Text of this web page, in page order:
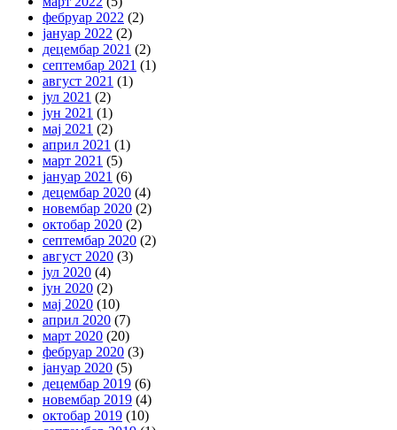
фебруар 2022 (2)
јануар 2022 (2)
децембар 2021 (2)
септембар 2021 (1)
август 2021 (1)
јул 2021 (2)
јун 2021 (1)
мај 2021 (2)
април 2021 (1)
март 2021 (5)
јануар 2021 (6)
децембар 2020 (4)
новембар 2020 (2)
октобар 2020 (2)
септембар 2020 (2)
август 2020 (3)
јул 2020 (4)
јун 2020 (2)
мај 2020 (10)
април 2020 (7)
март 2020 (20)
фебруар 2020 (3)
јануар 2020 (5)
децембар 2019 (6)
новембар 2019 (4)
октобар 2019 (10)